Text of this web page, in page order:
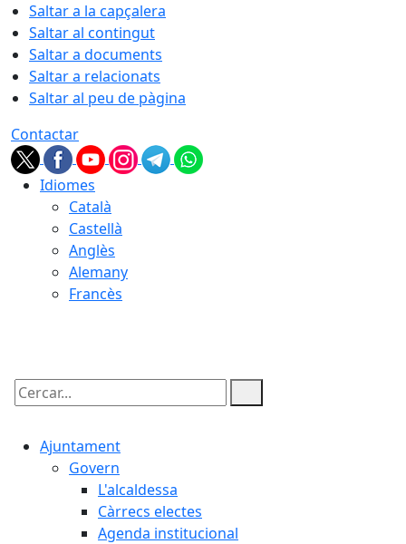
Saltar a la capçalera
Saltar al contingut
Saltar a documents
Saltar a relacionats
Saltar al peu de pàgina
Contactar
Idiomes
Català
Castellà
Anglès
Alemany
Francès
Cercar:
Ajuntament
Govern
L'alcaldessa
Càrrecs electes
Agenda institucional